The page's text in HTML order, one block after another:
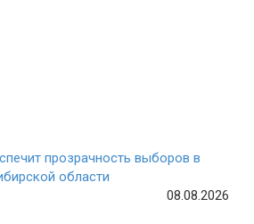
прозрачность выборов в
области
08.08.2026